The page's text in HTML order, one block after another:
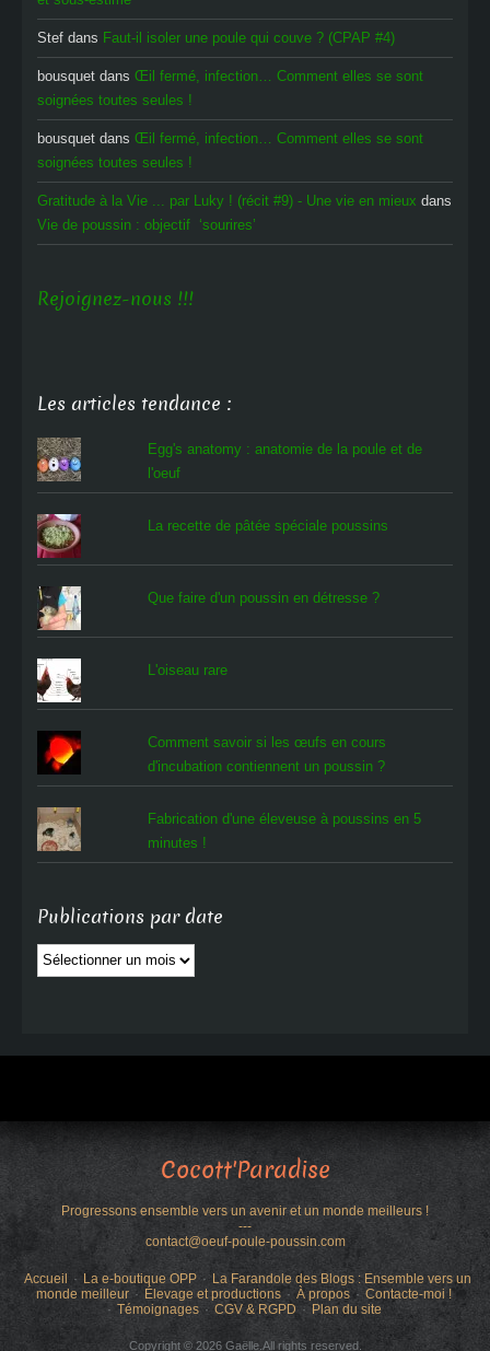
Stef dans Faut-il isoler une poule qui couve ? (CPAP #4)
bousquet dans Œil fermé, infection… Comment elles se sont
soignées toutes seules !
bousquet dans Œil fermé, infection… Comment elles se sont
soignées toutes seules !
Gratitude à la Vie ... par Luky ! (récit #9) - Une vie en mieux dans
Vie de poussin : objectif ‘sourires’
Rejoignez-nous !!!
Les articles tendance :
Egg's anatomy : anatomie de la poule et de
l'oeuf
La recette de pâtée spéciale poussins
Que faire d'un poussin en détresse ?
L'oiseau rare
Comment savoir si les œufs en cours
d'incubation contiennent un poussin ?
Fabrication d'une éleveuse à poussins en 5
minutes !
Publications par date
Publications
par
Cocott'Paradise
Progressons ensemble vers un avenir et un monde meilleurs !
---
contact@oeuf-poule-poussin.com
Accueil La e-boutique OPP
La Farandole des Blogs : Ensemble vers un
monde meilleur
Élevage et productions À propos
Contacte-moi !
Témoignages
CGV & RGPD Plan du site
Copyright © 2026 Gaëlle.All rights reserved.